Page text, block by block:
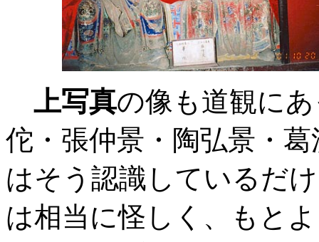
上写真の像も道観に
佗・張仲景・陶弘景・
はそう認識しているだ
は相当に怪しく、もと